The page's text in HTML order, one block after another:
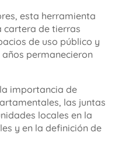
esta herramienta
cartera de tierras
de uso público y
permanecieron
importancia de
las juntas
locales en la
y en la definición de